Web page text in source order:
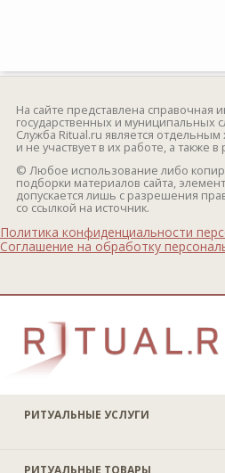
РИТУАЛЬНЫЕ УСЛУГИ
На сайте представлена справочная
государственных и муниципальных
Служба Ritual.ru является
и не участвует в их работе, а также
© Любое использование либо
подборки материалов сайта,
допускается лишь с разрешения
со ссылкой на источник.
Политика конфиденциальности
Соглашение на обработку